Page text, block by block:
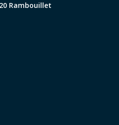
Rambouillet